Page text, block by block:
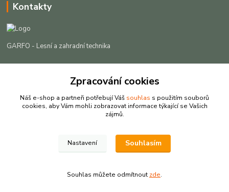
Kontakty
GARFO - Lesní a zahradní technika
+420 725 301 044
info@garfo.cz
Zpracování cookies
Náš e-shop a partneři potřebují Váš souhlas s použitím souborů
cookies, aby Vám mohli zobrazovat informace týkající se Vašich
zájmů.
Nastavení Souhlasím
Souhlas můžete odmítnout zde.